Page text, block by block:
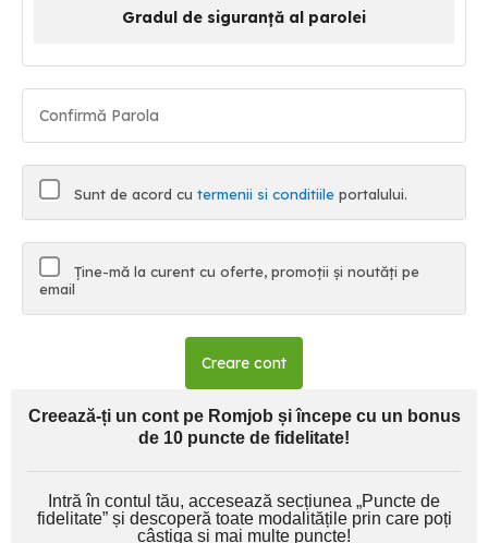
Gradul de siguranță al parolei
Sunt de acord cu termenii si conditiile portalului.
Ține-mă la curent cu oferte, promoții și noutăți pe
email
Creare cont
Creează-ți un cont pe Romjob și începe cu un bonus
de 10 puncte de fidelitate!
Intră în contul tău, accesează secțiunea „Puncte de
fidelitate” și descoperă toate modalitățile prin care poți
câștiga și mai multe puncte!